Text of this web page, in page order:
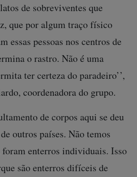
de sobreviventes que
que por algum traço físico
essas pessoas nos centros de
o rastro. Não é uma
ter certeza do paradeiro’’,
coordenadora do grupo.
de corpos aqui se deu
outros países. Não temos
foram enterros individuais. Isso
são enterros difíceis de